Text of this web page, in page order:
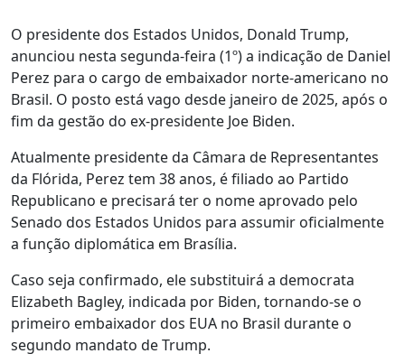
O presidente dos Estados Unidos, Donald Trump,
anunciou nesta segunda-feira (1º) a indicação de Daniel
Perez para o cargo de embaixador norte-americano no
Brasil. O posto está vago desde janeiro de 2025, após o
fim da gestão do ex-presidente Joe Biden.
Atualmente presidente da Câmara de Representantes
da Flórida, Perez tem 38 anos, é filiado ao Partido
Republicano e precisará ter o nome aprovado pelo
Senado dos Estados Unidos para assumir oficialmente
a função diplomática em Brasília.
Caso seja confirmado, ele substituirá a democrata
Elizabeth Bagley, indicada por Biden, tornando-se o
primeiro embaixador dos EUA no Brasil durante o
segundo mandato de Trump.